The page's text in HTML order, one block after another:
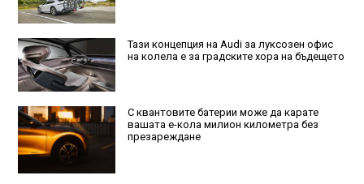
Тази концепция на Audi за луксозен офис
на колела е за градските хора на бъдещето
С квантовите батерии може да карате
вашата е-кола милион километра без
презареждане